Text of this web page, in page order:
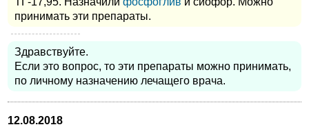
принимать эти препараты.
Здравствуйте.
Если это вопрос, то эти препараты можно принимать,
по личному назначению лечащего врача.
12.08.2018